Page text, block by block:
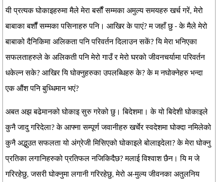
यी प्रत्यक घोकाइहरुमा मैले मेरा बर्सौं सम्मका अमुल्य समयहरु खर्च गरें, मेरो
बाबाका बर्शौं सम्मका पसिनाहरु पनि। आखिर के पाएं? म जहाँ छु - के मैले मेरो
बाबाको दैनिकिमा अलिकता पनि परिवर्तन दिलाउन सकें? यि मेरा भनिएका
सफलताहरुले के अलिकती पनि मेरो गाउँ र मेरो घरको जीवनचर्यामा परिवर्तन
धकेल्न सके? आखिर यि घोक्नुहरुका उपलब्धिहरु के? के म नघोक्नेहरु भन्दा
एक औंश पनि बुध्धिमान भएं?
अबत अझ बढेमानको घोकाइ सुरु गरेको छु। बिदेशमा। के यो बिदेशी घोकाइले
कुनै जादु गरिदेला? के आफ्ना सम्पूर्ण जवानीहरु खर्चेर स्वदेशमा घोक्दा नमिलेको
कुनै अद्भुउत सफलता यो अंग्रेजी मिसिएको घोकाइले बोलाइदेला? के मेरा घोक्नु
प्रतिका लगानिहरुको प्रतिफल नजिकिदैछ? मलाई विश्वाश छैन। यि म जे
गरिरहेछु, जसरी घोक्नुमा लगानी गरिरहेछु, मेरो अ-मुल्य जीवनका अतुलनिय